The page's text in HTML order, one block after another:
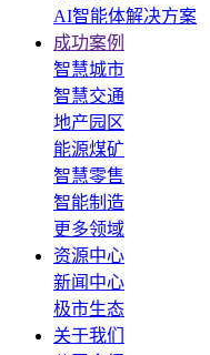
AI智能体解决方案
成功案例
智慧城市
智慧交通
地产园区
能源煤矿
智慧零售
智能制造
更多领域
资源中心
新闻中心
极市生态
关于我们